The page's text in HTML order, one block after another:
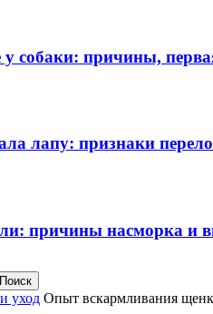
у собаки: причины,
лапу: признаки
причины насморка и
уход Опыт вскармливания